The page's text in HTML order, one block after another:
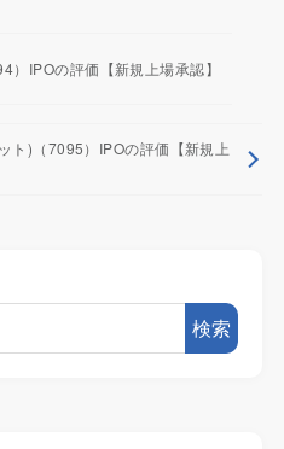
IPOの評価【新規上場承認】
ト)（7095）IPOの評価【新規上
検索